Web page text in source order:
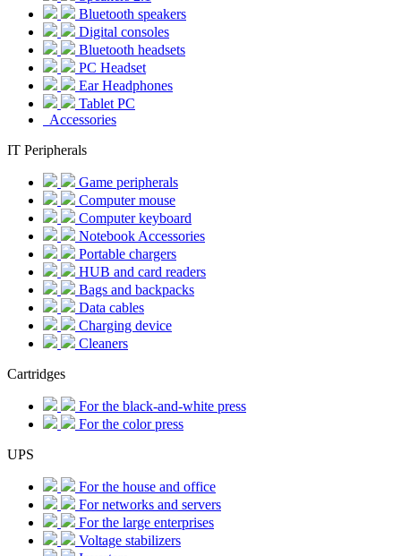
Bluetooth speakers
Digital consoles
Bluetooth headsets
PC Headset
Ear Headphones
Tablet PC
Accessories
IT Peripherals
Game peripherals
Computer mouse
Computer keyboard
Notebook Accessories
Portable chargers
HUB and card readers
Bags and backpacks
Data cables
Charging device
Cleaners
Cartridges
For the black-and-white press
For the color press
UPS
For the house and office
For networks and servers
For the large enterprises
Voltage stabilizers